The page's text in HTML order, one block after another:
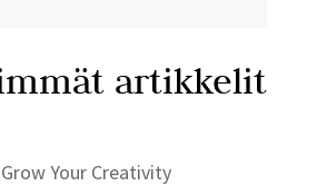
artikkelit
Grow Your Creativity